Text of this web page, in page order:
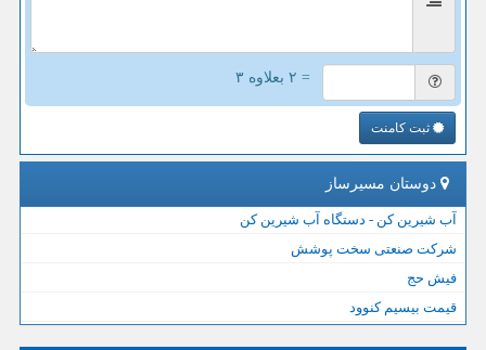
= ۲ بعلاوه ۳
ثبت کامنت
دوستان مسیرساز
آب شیرین کن - دستگاه آب شیرین کن
شرکت صنعتی سخت پوشش
فیش حج
قیمت بیسیم کنوود